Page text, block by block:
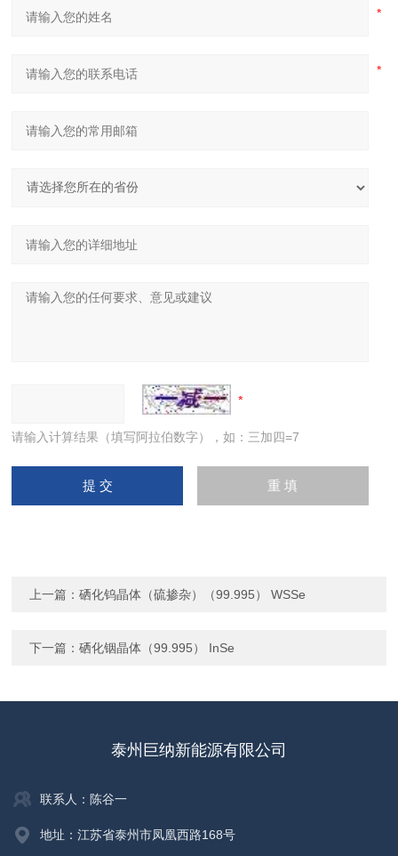
请输入计算结果（填写阿拉伯数字），如：三加四=7
上一篇：硒化钨晶体（硫掺杂）（99.995） WSSe
下一篇：硒化铟晶体（99.995） InSe
泰州巨纳新能源有限公司
联系人：陈谷一
地址：江苏省泰州市凤凰西路168号